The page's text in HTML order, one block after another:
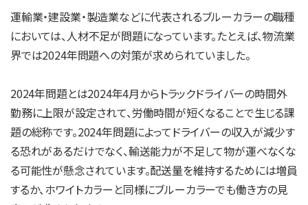
運輸業・建設業・製造業などに代表されるブルーカラーの職種
においては、人材不足が問題になっています。たとえば、物流業
界では2024年問題への対策が求められていました。
2024年問題とは2024年4月からトラックドライバーの時間外
勤務に上限が設定されて、労働時間が短くなることで生じる課
題の総称です。2024年問題によってドライバーの収入が減少す
る恐れがあるだけでなく、輸送能力が不足して物が運べなくな
る可能性が懸念されています。配送量を維持するためには増員
するか、ホワイトカラーと同様にブルーカラーでも働き方の見